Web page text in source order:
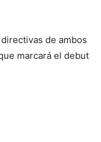
de ambos
marcará el debut